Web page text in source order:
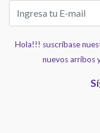
Hola!!! suscríbase
nuevos arribos